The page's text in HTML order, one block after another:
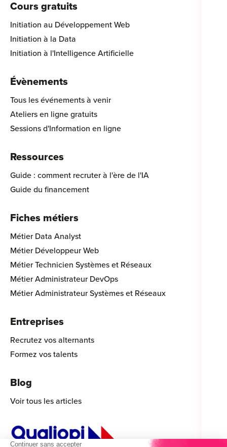
Cours gratuits
Initiation au Développement Web
Initiation à la Data
Initiation à l'Intelligence Artificielle
Évènements
Tous les événements à venir
Ateliers en ligne gratuits
Sessions d'Information en ligne
Ressources
Guide : comment recruter à l'ère de l'IA
Guide du financement
Fiches métiers
Métier Data Analyst
Métier Développeur Web
Métier Technicien Systèmes et Réseaux
Métier Administrateur DevOps
Métier Administrateur Systèmes et Réseaux
Entreprises
Recrutez vos alternants
Formez vos talents
Blog
Voir tous les articles